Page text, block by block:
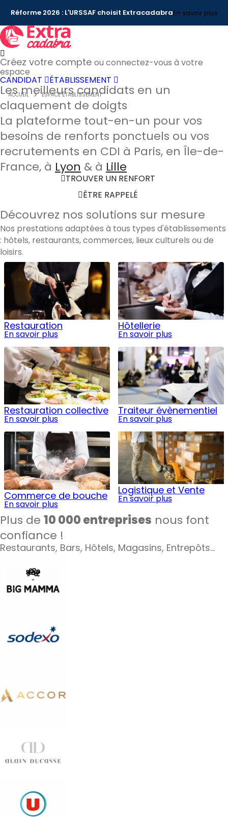
Réforme 2026 : L'URSSAF choisit ExtracadabraEn savoir plus
Créez votre compte ou connectez-vous à votre
espace
CANDIDAT ÉTABLISSEMENT
ACCUEIL ESPACE ÉTABLISSEMENT
Les meilleurs candidats en un
claquement de doigts
La plateforme tout-en-un pour vos
besoins de renforts ponctuels ou vos
recrutements en CDI à Paris, en Île-de-
France, à Lyon & à Lille
TROUVER UN RENFORT
ÊTRE RAPPELÉ
Découvrez nos solutions sur mesure
Nos prestations adaptées à tous types d'établissements
: hôtels, restaurants, commerces, lieux culturels ou de
loisirs.
Restauration
En savoir plus
Hôtellerie
En savoir plus
Restauration collective
En savoir plus
Traiteur évènementiel
En savoir plus
Commerce de bouche
En savoir plus
Logistique et Vente
En savoir plus
Plus de 10 000 entreprises nous font
confiance !
Restaurants, Bars, Hôtels, Magasins, Entrepôts…